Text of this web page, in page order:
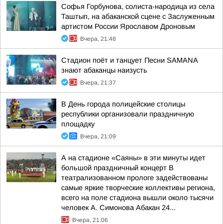
Софья Горбунова, солиста-народица из села
Таштып, на абаканской сцене с Заслуженным
артистом России Ярославом Дроновым
Вчера, 21:48
Стадион поёт и танцует Песни SAMANA
знают абаканцы наизусть
Вчера, 21:37
В День города полицейские столицы
республики организовали праздничную
площадку
Вчера, 21:09
А на стадионе «Саяны» в эти минуты идет
большой праздничный концерт В
театрализованном прологе задействованы
самые яркие творческие коллективы региона,
всего на поле стадиона вышли около тысячи
человек А. Симонова Абакан 24...
Вчера, 21:06